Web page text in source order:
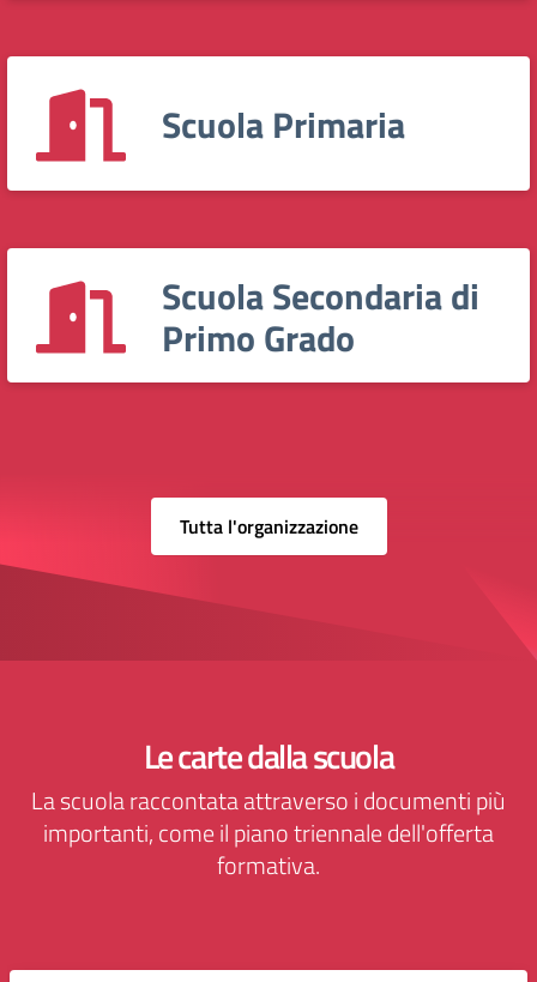
Scuola Primaria
Scuola Secondaria di
Primo Grado
Tutta l'organizzazione
Le carte dalla scuola
La scuola raccontata attraverso i documenti più
importanti, come il piano triennale dell'offerta
formativa.